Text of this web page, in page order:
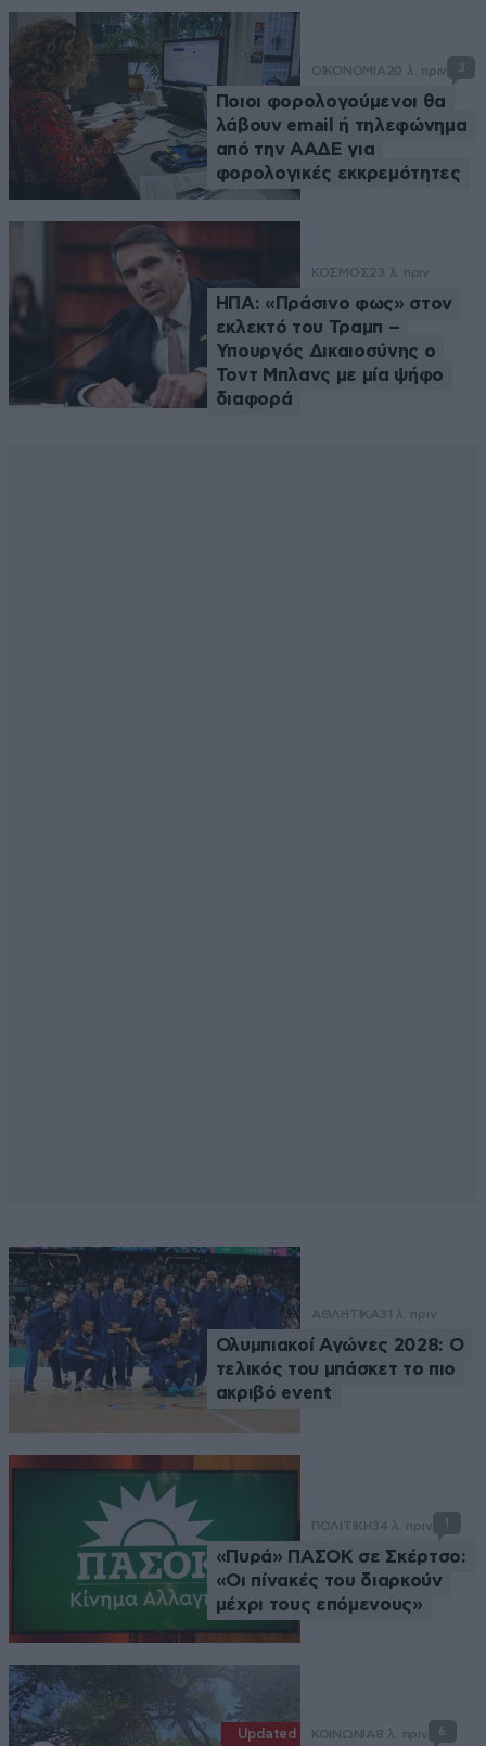
ΟΙΚΟΝΟΜΙΑ20 λ. πριν 3
Ποιοι φορολογούμενοι θα
λάβουν email ή τηλεφώνημα
από την ΑΑΔΕ για
φορολογικές εκκρεμότητες
ΚΟΣΜΟΣ23 λ. πριν
ΗΠΑ: «Πράσινο φως» στον
εκλεκτό του Τραμπ –
Υπουργός Δικαιοσύνης ο
Τοντ Μπλανς με μία ψήφο
διαφορά
ΑΘΛΗΤΙΚΑ31 λ. πριν
Ολυμπιακοί Αγώνες 2028: Ο
τελικός του μπάσκετ το πιο
ακριβό event
ΠΟΛΙΤΙΚΗ34 λ. πριν 1
«Πυρά» ΠΑΣΟΚ σε Σκέρτσο:
«Οι πίνακές του διαρκούν
μέχρι τους επόμενους»
Updated ΚΟΙΝΩΝΙΑ8 λ. πριν 6